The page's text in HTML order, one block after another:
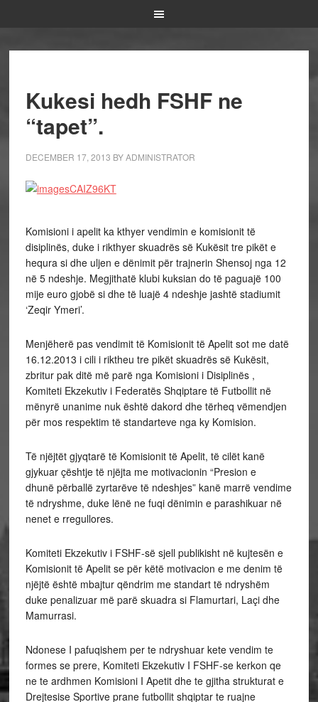
Kukesi hedh FSHF ne
“tapet”.
DECEMBER 17, 2013 BYADMINISTRATOR
Komisioni i apelit ka kthyer vendimin e komisionit të
disiplinës, duke i rikthyer skuadrës së Kukësit tre pikët e
hequra si dhe uljen e dënimit për trajnerin Shensoj nga 12
në 5 ndeshje. Megjithatë klubi kuksian do të paguajë 100
mije euro gjobë si dhe të luajë 4 ndeshje jashtë stadiumit
‘Zeqir Ymeri’.
Menjëherë pas vendimit të Komisionit të Apelit sot me datë
16.12.2013 i cili i riktheu tre pikët skuadrës së Kukësit,
zbritur pak ditë më parë nga Komisioni i Disiplinës ,
Komiteti Ekzekutiv i Federatës Shqiptare të Futbollit në
mënyrë unanime nuk është dakord dhe tërheq vëmendjen
për mos respektim të standarteve nga ky Komision.
Të njëjtët gjyqtarë të Komisionit të Apelit, të cilët kanë
gjykuar çështje të njëjta me motivacionin “Presion e
dhunë përballë zyrtarëve të ndeshjes” kanë marrë vendime
të ndryshme, duke lënë ne fuqi dënimin e parashikuar në
nenet e rregullores.
Komiteti Ekzekutiv i FSHF-së sjell publikisht në kujtesën e
Komisionit të Apelit se për këtë motivacion e me denim të
njëjtë është mbajtur qëndrim me standart të ndryshëm
duke penalizuar më parë skuadra si Flamurtari, Laçi dhe
Mamurrasi.
Ndonese I pafuqishem per te ndryshuar kete vendim te
formes se prere, Komiteti Ekzekutiv I FSHF-se kerkon qe
ne te ardhmen Komisioni I Apetit dhe te gjitha strukturat e
Drejtesise Sportive prane futbollit shqiptar te ruajne